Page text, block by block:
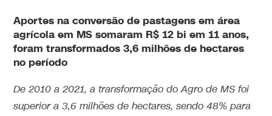
Aportes na conversão de pastagens em área
agrícola em MS somaram R$ 12 bi em 11 anos,
foram transformados 3,6 milhões de hectares
no período
De 2010 a 2021, a transformação do Agro de MS foi
superior a 3,6 milhões de hectares, sendo 48% para